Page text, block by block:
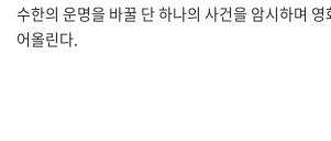
수한의 운명을 바꿀 단 하나의 사건을 암시하며
어올린다.